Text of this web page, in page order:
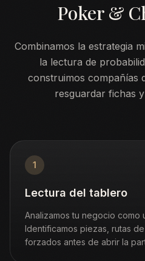
Poker &
Combinamos la estrategia
la lectura de
construimos compañías
resguardar fichas
1
Lectura del tablero
Analizamos tu negocio como
Identificamos piezas, rutas
forzados antes de abrir la